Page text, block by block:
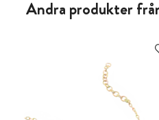
Andra produkter